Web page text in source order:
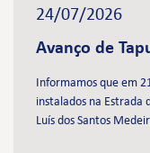
24/07/2026
Avanço de
Informamos que em
instalados na Estrada
Luís dos Santos